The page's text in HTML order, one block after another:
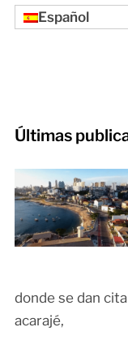
Español
Últimas
donde se dan
acarajé,